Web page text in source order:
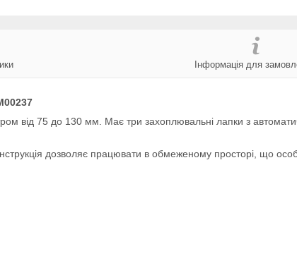
Інформація для
від 75 до 130 мм. Має три захоплювальні лапки з
дозволяє працювати в обмеженому просторі, що